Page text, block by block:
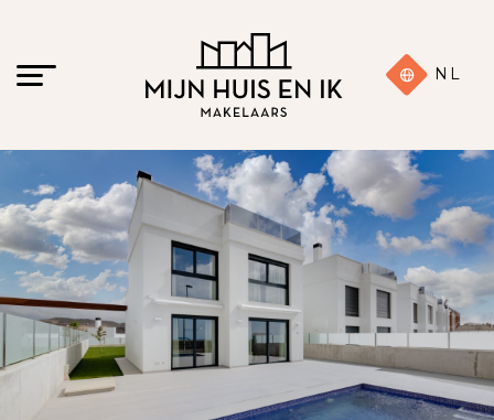
NL